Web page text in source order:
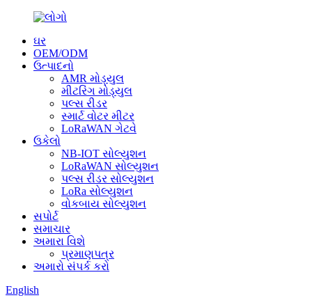
ઘર
OEM/ODM
ઉત્પાદનો
AMR મોડ્યુલ
મીટરિંગ મોડ્યુલ
પલ્સ રીડર
સ્માર્ટ વોટર મીટર
LoRaWAN ગેટવે
ઉકેલો
NB-IOT સોલ્યુશન
LoRaWAN સોલ્યુશન
પલ્સ રીડર સોલ્યુશન
LoRa સોલ્યુશન
વોકબાય સોલ્યુશન
સપોર્ટ
સમાચાર
અમારા વિશે
પ્રમાણપત્ર
અમારો સંપર્ક કરો
English